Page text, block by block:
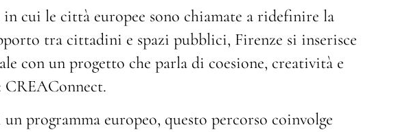
cui le città europee sono chiamate a ridefinire la
tra cittadini e spazi pubblici, Firenze si inserisce
con un progetto che parla di coesione, creatività e
programma europeo, questo percorso coinvolge